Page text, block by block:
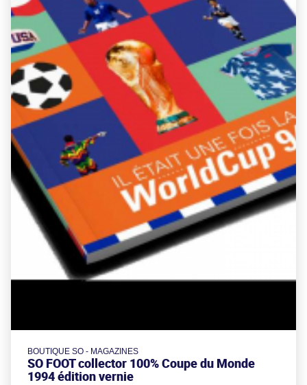
BOUTIQUE SO - MAGAZINES
SO FOOT collector 100% Coupe du Monde
1994 édition vernie